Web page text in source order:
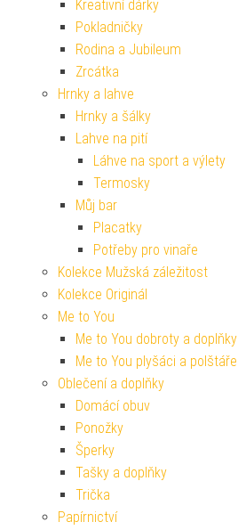
Kreativní dárky
Pokladničky
Rodina a Jubileum
Zrcátka
Hrnky a lahve
Hrnky a šálky
Lahve na pití
Láhve na sport a výlety
Termosky
Můj bar
Placatky
Potřeby pro vinaře
Kolekce Mužská záležitost
Kolekce Originál
Me to You
Me to You dobroty a doplňky
Me to You plyšáci a polštáře
Oblečení a doplňky
Domácí obuv
Ponožky
Šperky
Tašky a doplňky
Trička
Papírnictví